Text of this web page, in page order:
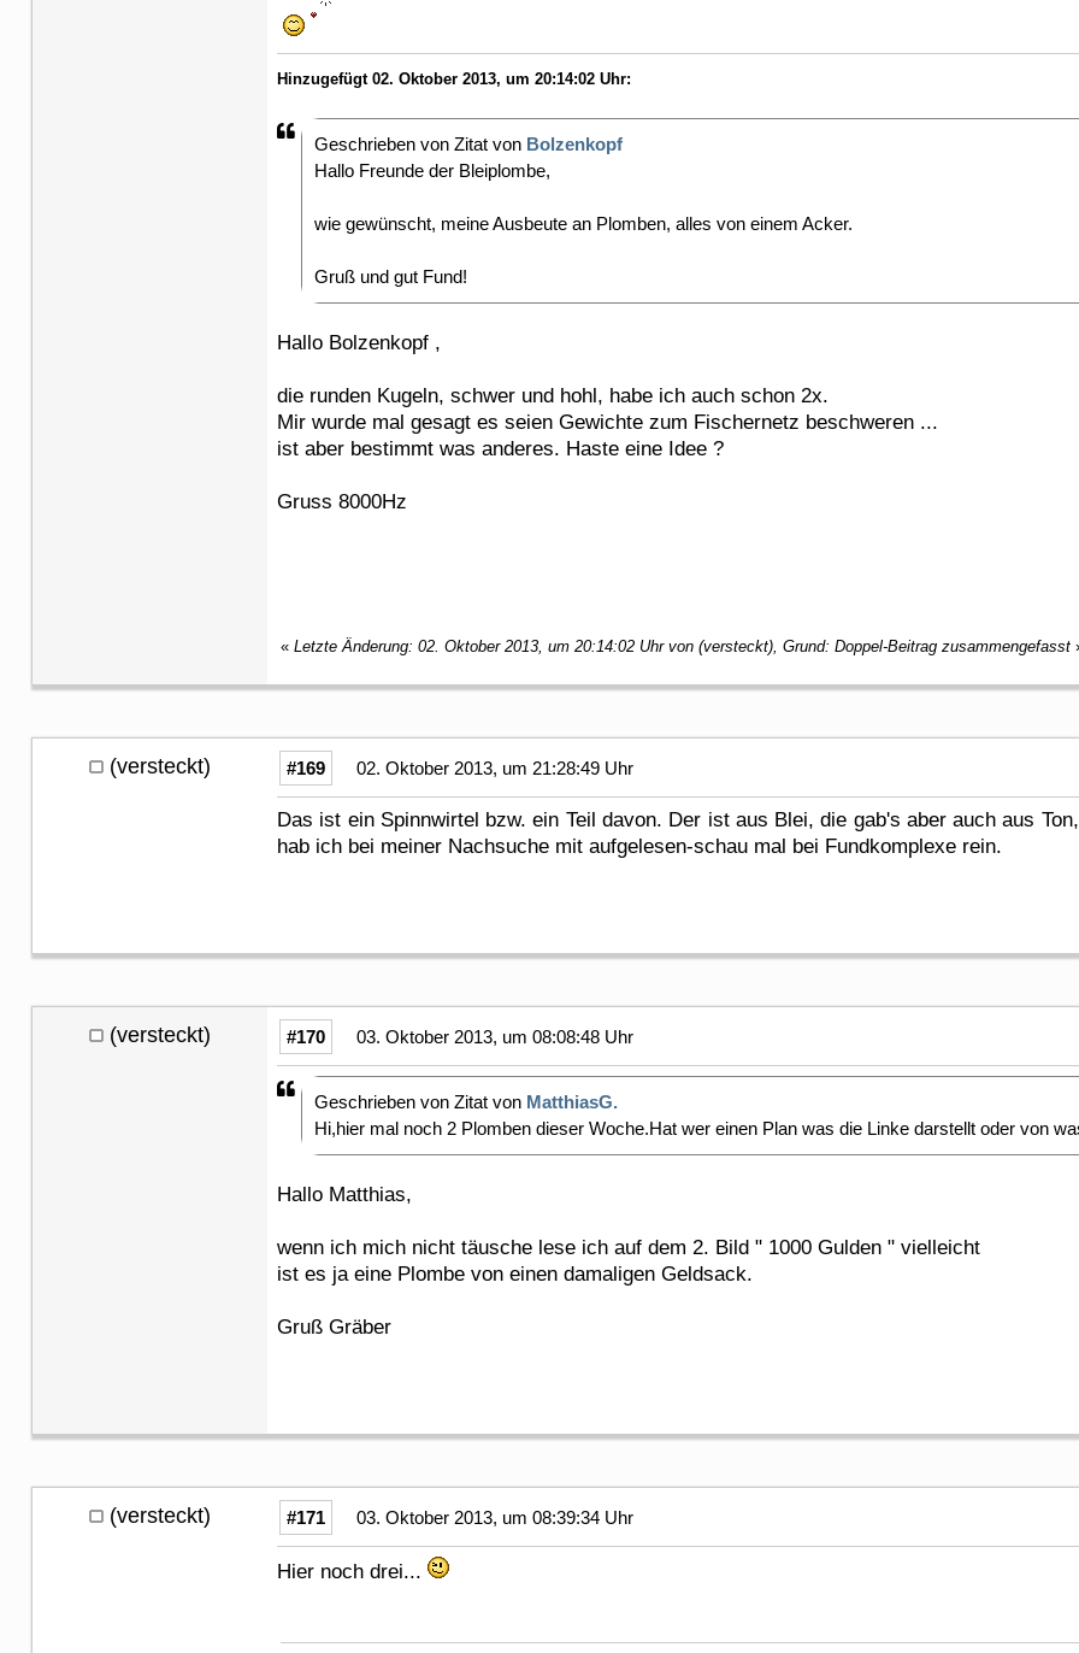
Hinzugefügt 02. Oktober 2013, um 20:14:02 Uhr:
Geschrieben von Zitat von Bolzenkopf
Hallo Freunde der Bleiplombe,
wie gewünscht, meine Ausbeute an Plomben, alles von einem Acker.
Gruß und gut Fund!
Hallo Bolzenkopf ,
die runden Kugeln, schwer und hohl, habe ich auch schon 2x.
Mir wurde mal gesagt es seien Gewichte zum Fischernetz beschweren ...
ist aber bestimmt was anderes. Haste eine Idee ?
Gruss 8000Hz
« Letzte Änderung: 02. Oktober 2013, um 20:14:02 Uhr von (versteckt), Grund: Doppel-Beitrag zusammengefasst
(versteckt) #169 02. Oktober 2013, um 21:28:49 Uhr
Das ist ein Spinnwirtel bzw. ein Teil davon. Der ist aus Blei, die gab's aber auch aus
hab ich bei meiner Nachsuche mit aufgelesen-schau mal bei Fundkomplexe rein.
(versteckt) #170 03. Oktober 2013, um 08:08:48 Uhr
Geschrieben von Zitat von MatthiasG.
Hi,hier mal noch 2 Plomben dieser Woche.Hat wer einen Plan was die Linke darstellt oder von
Hallo Matthias,
wenn ich mich nicht täusche lese ich auf dem 2. Bild " 1000 Gulden " vielleicht
ist es ja eine Plombe von einen damaligen Geldsack.
Gruß Gräber
(versteckt) #171 03. Oktober 2013, um 08:39:34 Uhr
Hier noch drei...